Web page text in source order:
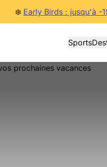
❄️ Early Birds : jusqu'à -
Sports